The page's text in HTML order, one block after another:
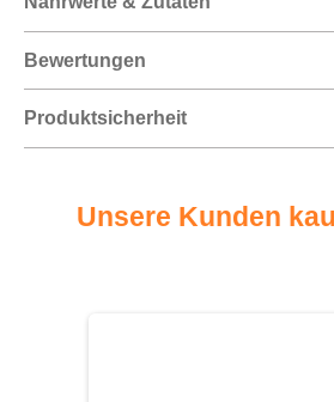
Bewertungen
Produktsicherheit
Unsere Kunden